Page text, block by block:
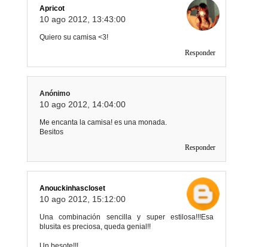
Apricot
10 ago 2012, 13:43:00
Quiero su camisa <3!
Responder
Anónimo
10 ago 2012, 14:04:00
Me encanta la camisa! es una monada.
Besitos
Responder
Anouckinhascloset
10 ago 2012, 15:12:00
Una combinación sencilla y super estilosa!!!Esa
blusita es preciosa, queda genial!!